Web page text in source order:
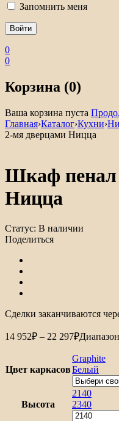
Запомнить меня
0
0
Корзина (0)
Ваша корзина пуста
Главная›Каталог›Кухни›
2-мя дверцами Ницца
Шкаф пенал
Ницца
Статус: В наличии
Поделиться
Сделки заканчиваются
14 952₽ – 22 297₽
Цвет каркасов
Graphite
Белый
Высота
2140
2340